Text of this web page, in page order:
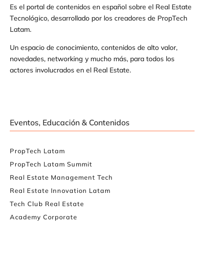
Es el portal de contenidos en español sobre el Real Estate
Tecnológico, desarrollado por los creadores de PropTech
Latam.
Un espacio de conocimiento, contenidos de alto valor,
novedades, networking y mucho más, para todos los
actores involucrados en el Real Estate.
Eventos, Educación & Contenidos
PropTech Latam
PropTech Latam Summit
Real Estate Management Tech
Real Estate Innovation Latam
Tech Club Real Estate
Academy Corporate